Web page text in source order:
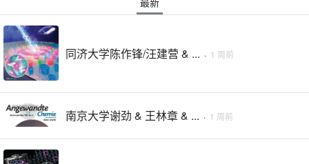
同济大学陈作锋/汪建营 & ... · 1 周前
南京大学谢劲 & 王林章 & ... · 1 周前